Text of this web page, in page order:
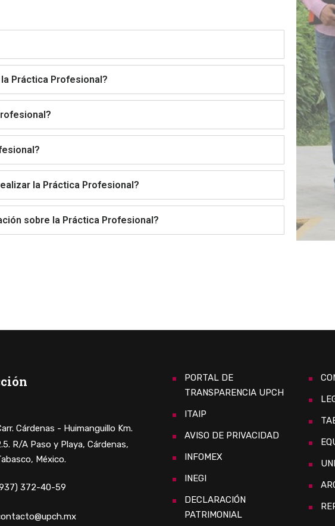
Práctica Profesional?
la Práctica Profesional?
sobre la Práctica Profesional?
Cárdenas - Huimanguillo Km.
R/A Paso y Playa, Cárdenas,
México.
372-40-59
PORTAL DE
TRANSPARENCIA UPCH
ITAIP
AVISO DE PRIVACIDAD
INFOMEX
INEGI
DECLARACIÓN
PATRIMONIAL